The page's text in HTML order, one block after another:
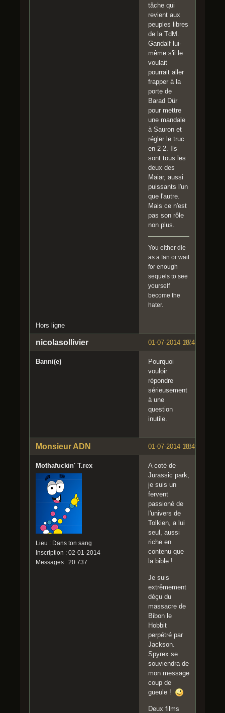
tâche qui
revient aux
peuples libres
de la TdM.
Gandalf lui-
même s'il le
voulait
pourrait aller
frapper à la
porte de
Barad Dür
pour mettre
une mandale
à Sauron et
régler le truc
en 2-2. Ils
sont tous les
deux des
Maiar, aussi
puissants l'un
que l'autre.
Mais ce n'est
pas son rôle
non plus.
You either die
as a fan or wait
for enough
sequels to see
yourself
become the
hater.
Hors ligne
#7
01-07-2014 18:47:59
nicolasollivier
Banni(e)
Pourquoi
vouloir
répondre
sérieusement
à une
question
inutile.
#8
01-07-2014 18:49:32
Monsieur ADN
Mothafuckin' T.rex
Lieu : Dans ton sang
Inscription : 02-01-2014
Messages : 20 737
A coté de
Jurassic park,
je suis un
fervent
passioné de
l'univers de
Tolkien, a lui
seul, aussi
riche en
contenu que
la bible !
Je suis
extrêmement
déçu du
massacre de
Bibon le
Hobbit
perpétré par
Jackson.
Spyrex se
souviendra de
mon message
coup de
gueule !
Deux films